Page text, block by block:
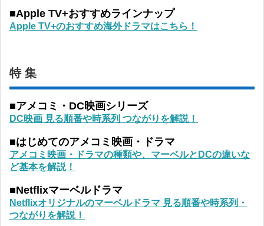
■Apple TV+おすすめラインナップ
Apple TV+のおすすめ海外ドラマはこちら！
特 集
■アメコミ・DC映画シリーズ
DC映画 見る順番や時系列 つながりを解説！
■はじめてのアメコミ映画・ドラマ
アメコミ映画・ドラマの種類や、マーベルとDCの違いな
ど基本を解説！
■Netflixマーベルドラマ
Netflixオリジナルのマーベルドラマ 見る順番や時系列・
つながりを解説！